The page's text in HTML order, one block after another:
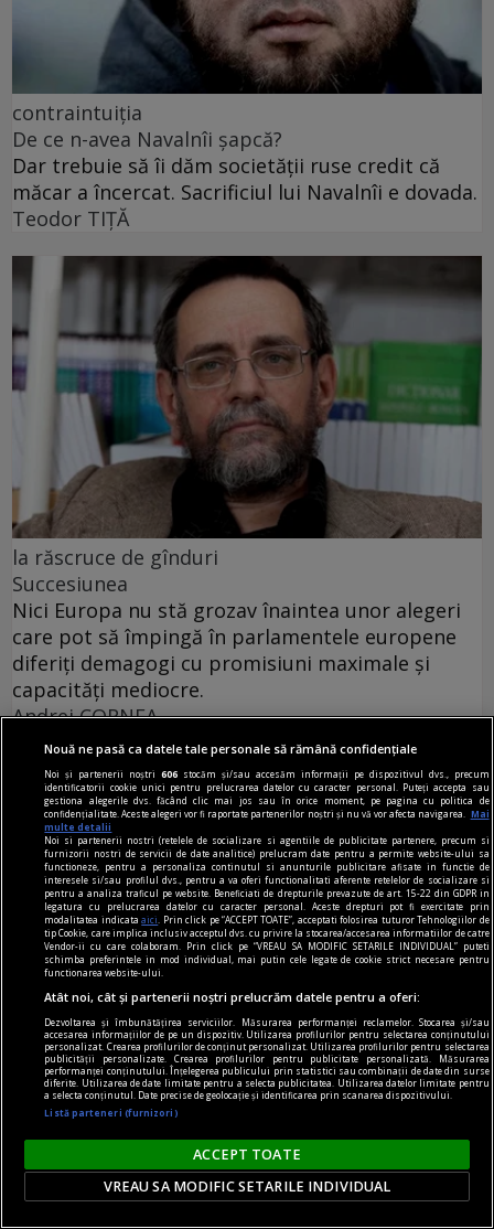
contraintuiția
De ce n-avea Navalnîi șapcă?
Dar trebuie să îi dăm societății ruse credit că
măcar a încercat. Sacrificiul lui Navalnîi e dovada.
Teodor TIŢĂ
la răscruce de gînduri
Succesiunea
Nici Europa nu stă grozav înaintea unor alegeri
care pot să împingă în parlamentele europene
diferiți demagogi cu promisiuni maximale și
capacități mediocre.
Andrei CORNEA
nici așa, nici altminteri
Cum trebuie să fie un președinte
Nu cred în nici o campanie electorală construită
pe negativitate, pe agresiune, pe obsesii strict
Andrei PLEŞU
Nouă ne pasă ca datele tale personale să rămână confidențiale
Noi și partenerii noștri606 stocăm și/sau accesăm informații pe dispozitivul dvs., precum
identificatorii cookie unici pentru prelucrarea datelor cu caracter personal. Puteți accepta sau
gestiona alegerile dvs. făcând clic mai jos sau în orice moment, pe pagina cu politica de
confidențialitate. Aceste alegeri vor fi raportate partenerilor noștri și nu vă vor afecta navigarea.
Mai
multe detalii
Noi si partenerii nostri (retelele de socializare si agentiile de publicitate partenere, precum si
furnizorii nostri de servicii de date analitice) prelucram date pentru a permite website-ului sa
functioneze, pentru a personaliza continutul si anunturile publicitare afisate in functie de
interesele si/sau profilul dvs., pentru a va oferi functionalitati aferente retelelor de socializare si
pentru a analiza traficul pe website. Beneficiati de drepturile prevazute de art. 15-22 din GDPR in
legatura cu prelucrarea datelor cu caracter personal. Aceste drepturi pot fi exercitate prin
modalitatea indicataaici
. Prin click pe “ACCEPT TOATE”, acceptati folosirea tuturor Tehnologiilor de
tip Cookie, care implica inclusiv acceptul dvs. cu privire la stocarea/accesarea informatiilor de catre
Vendor-ii cu care colaboram. Prin click pe “VREAU SA MODIFIC SETARILE INDIVIDUAL” puteti
schimba preferintele in mod individual, mai putin cele legate de cookie strict necesare pentru
functionarea website-ului.
Atât noi, cât și partenerii noștri prelucrăm datele pentru a oferi:
Dezvoltarea și îmbunătățirea serviciilor. Măsurarea performanței reclamelor. Stocarea și/sau
accesarea informațiilor de pe un dispozitiv. Utilizarea profilurilor pentru selectarea conținutului
personalizat. Crearea profilurilor de conținut personalizat. Utilizarea profilurilor pentru selectarea
publicității personalizate. Crearea profilurilor pentru publicitate personalizată. Măsurarea
performanței conținutului. Înțelegerea publicului prin statistici sau combinații de date din surse
diferite. Utilizarea de date limitate pentru a selecta publicitatea. Utilizarea datelor limitate pentru
a selecta conținutul. Date precise de geolocație și identificarea prin scanarea dispozitivului.
Listă parteneri (furnizori)
ACCEPT TOATE
VREAU SA MODIFIC SETARILE INDIVIDUAL